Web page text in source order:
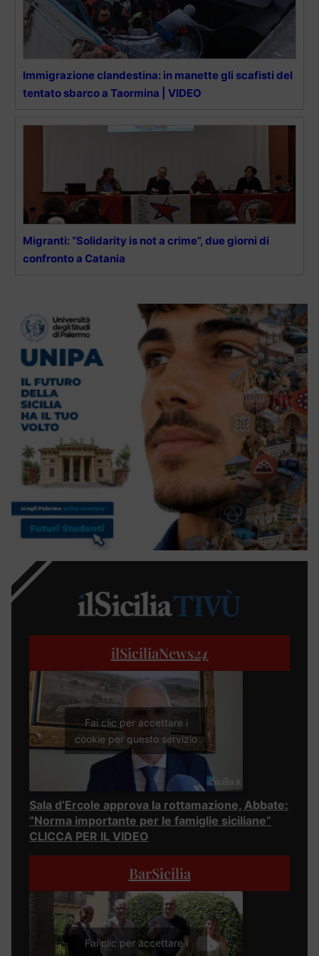
Immigrazione clandestina: in manette gli scafisti del
tentato sbarco a Taormina | VIDEO
Migranti: “Solidarity is not a crime”, due giorni di
confronto a Catania
ilSiciliaNews24
Fai clic per accettare i
cookie per questo servizio
Sala d’Ercole approva la rottamazione, Abbate:
“Norma importante per le famiglie siciliane”
CLICCA PER IL VIDEO
BarSicilia
Fai clic per accettare i